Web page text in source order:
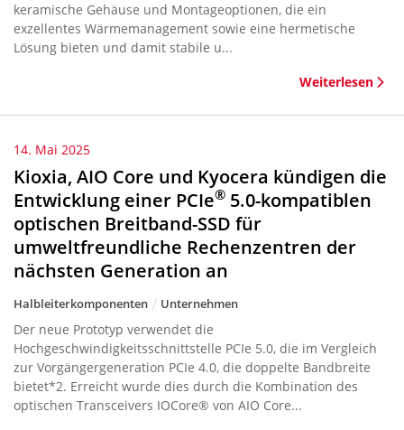
keramische Gehäuse und Montageoptionen, die ein
exzellentes Wärmemanagement sowie eine hermetische
Lösung bieten und damit stabile u...
Weiterlesen
14. Mai 2025
Kioxia, AIO Core und Kyocera kündigen die
Entwicklung einer PCIe® 5.0-kompatiblen
optischen Breitband-SSD für
umweltfreundliche Rechenzentren der
nächsten Generation an
Halbleiterkomponenten Unternehmen
Der neue Prototyp verwendet die
Hochgeschwindigkeitsschnittstelle PCIe 5.0, die im Vergleich
zur Vorgängergeneration PCIe 4.0, die doppelte Bandbreite
bietet*2. Erreicht wurde dies durch die Kombination des
optischen Transceivers IOCore® von AIO Core...